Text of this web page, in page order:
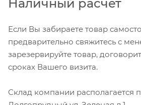
Наличный расчет
Если Вы забираете товар
предварительно свяжитесь с
зарезервируйте товар,
сроках Вашего визита.
Склад компании располагается